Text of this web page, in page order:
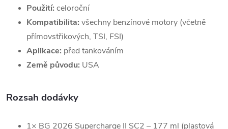
Použití: celoroční
Kompatibilita: všechny benzínové motory (včetně
přímovstřikových, TSI, FSI)
Aplikace: před tankováním
Země původu: USA
Rozsah dodávky
1× BG 2026 Supercharge II SC2 – 177 ml (plastová